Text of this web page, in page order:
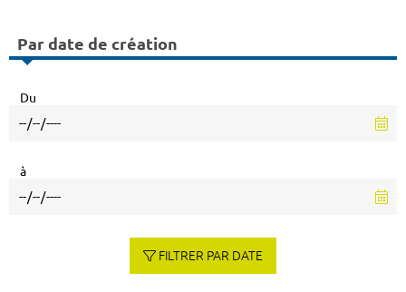
Par date de création
Du
à
FILTRER PAR DATE